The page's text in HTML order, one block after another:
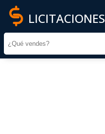
LICITACIONES